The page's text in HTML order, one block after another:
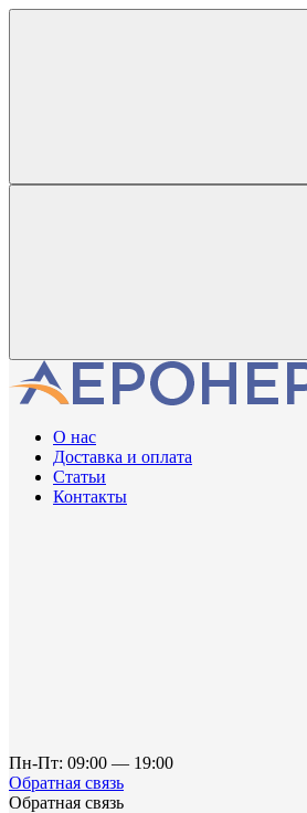
О нас
Доставка и оплата
Статьи
Контакты
Пн-Пт: 09:00 — 19:00
Обратная связь
Обратная связь